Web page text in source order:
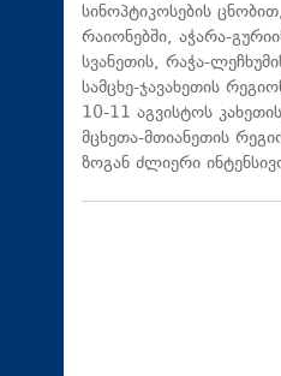
სინოპტიკოსების
რაიონებში, აჭარა-
სვანეთის, რაჭა-
სამცხე-ჯავახეთის
10-11 აგვისტოს
მცხეთა-მთიანეთის
ზოგან ძლიერი